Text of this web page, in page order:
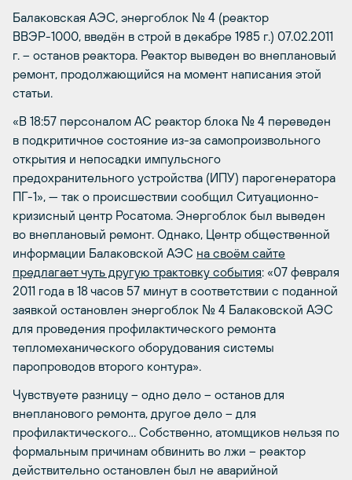
Балаковская АЭС, энергоблок № 4 (реактор
ВВЭР-1000, введён в строй в декабре 1985 г.) 07.02.2011
г. – останов реактора. Реактор выведен во внеплановый
ремонт, продолжающийся на момент написания этой
статьи.
«В 18:57 персоналом АС реактор блока № 4 переведен
в подкритичное состояние из-за самопроизвольного
открытия и непосадки импульсного
предохранительного устройства (ИПУ) парогенератора
ПГ-1», — так о происшествии сообщил Ситуационно-
кризисный центр Росатома. Энергоблок был выведен
во внеплановый ремонт. Однако, Центр общественной
информации Балаковской АЭС на своём сайте
предлагает чуть другую трактовку события: «07 февраля
2011 года в 18 часов 57 минут в соответствии с поданной
заявкой остановлен энергоблок № 4 Балаковской АЭС
для проведения профилактического ремонта
тепломеханического оборудования системы
паропроводов второго контура».
Чувствуете разницу – одно дело – останов для
внепланового ремонта, другое дело – для
профилактического… Собственно, атомщиков нельзя по
формальным причинам обвинить во лжи – реактор
действительно остановлен был не аварийной